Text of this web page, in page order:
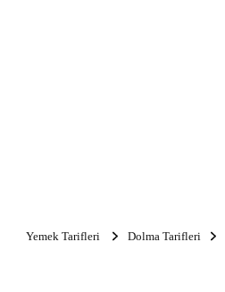
Yemek Tarifleri Dolma Tarifleri